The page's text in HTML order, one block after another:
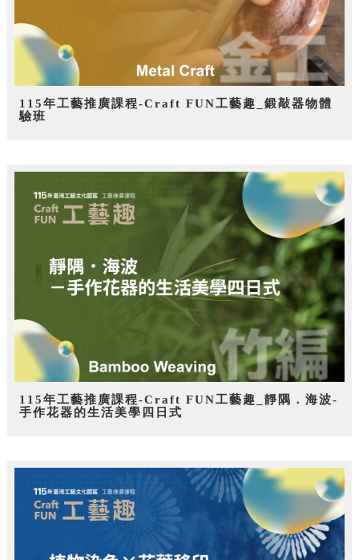
115年工藝推廣課程-Craft FUN工藝趣_鍛敲器物體
驗班
115年工藝推廣課程-Craft FUN工藝趣_靜隅．海波-
手作花器的生活美學四日式